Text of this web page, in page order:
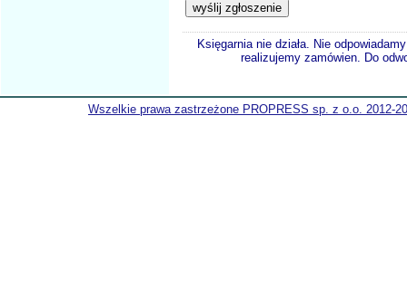
Księgarnia nie działa. Nie
realizujemy zamówien. Do
Wszelkie prawa zastrzeżone PROPRESS sp. z o.o. 2012-